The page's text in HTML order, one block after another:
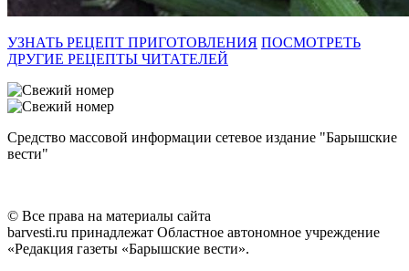
УЗНАТЬ РЕЦЕПТ ПРИГОТОВЛЕНИЯ ПОСМОТРЕТЬ
ДРУГИЕ РЕЦЕПТЫ ЧИТАТЕЛЕЙ
Средство массовой информации сетевое издание "Барышские
вести"
© Все права на материалы сайта
barvesti.ru принадлежат Областное автономное учреждение
«Редакция газеты «Барышские вести».